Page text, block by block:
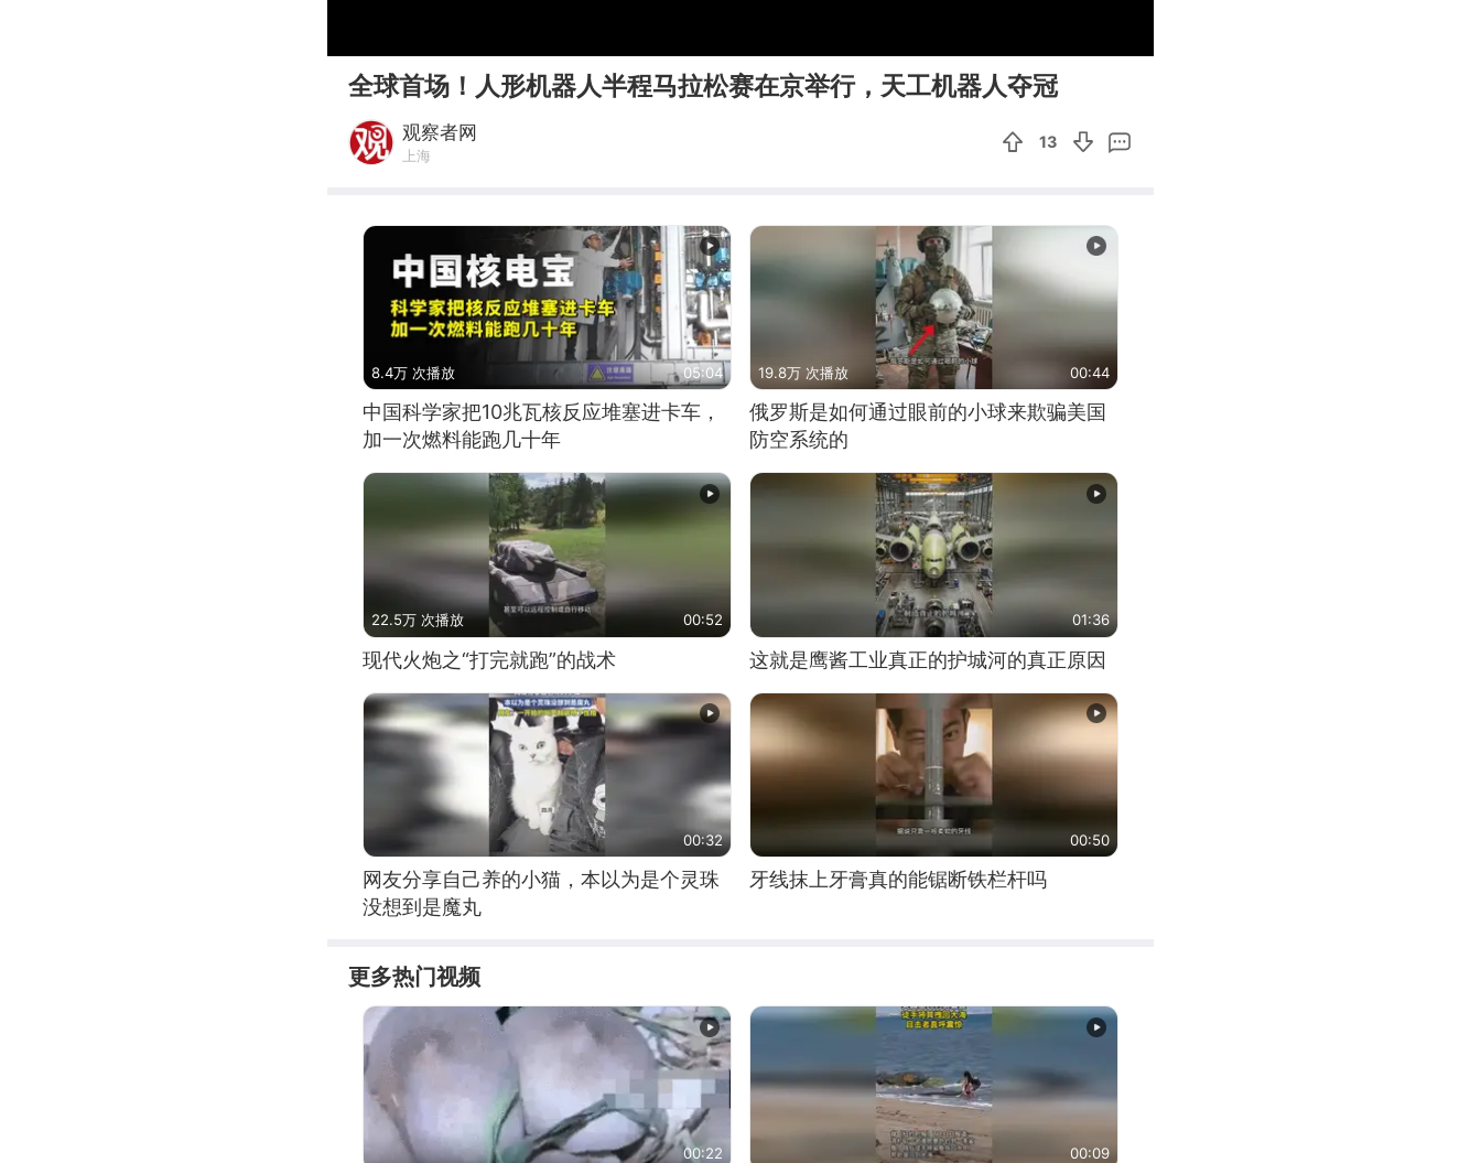
全球首场！人形机器人半程马拉松赛在京举行，天工机器人夺冠
观察者网
上海
13
8.4万 次播放 05:04
中国科学家把10兆瓦核反应堆塞进卡车，
加一次燃料能跑几十年
19.8万 次播放 00:44
俄罗斯是如何通过眼前的小球来欺骗美国
防空系统的
22.5万 次播放 00:52
现代火炮之“打完就跑”的战术
01:36
这就是鹰酱工业真正的护城河的真正原因
00:32
网友分享自己养的小猫，本以为是个灵珠
没想到是魔丸
00:50
牙线抹上牙膏真的能锯断铁栏杆吗
更多热门视频
00:22 00:09